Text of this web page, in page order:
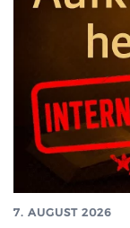
7. AUGUST 2026